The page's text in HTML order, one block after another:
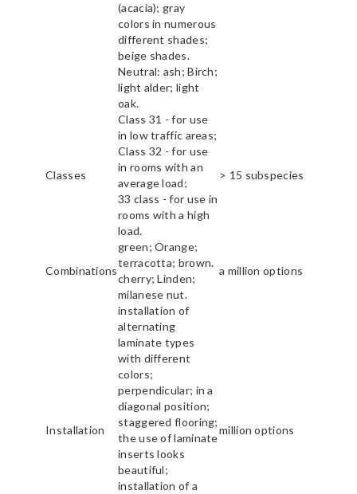
(acacia); gray
colors in numerous
different shades;
beige shades.
Neutral: ash; Birch;
light alder; light
oak.
Classes
Class 31 - for use
in low traffic areas;
Class 32 - for use
in rooms with an
average load;
33 class - for use in
rooms with a high
load.
> 15 subspecies
Combinations
green; Orange;
terracotta; brown.
cherry; Linden;
milanese nut.
a million options
Installation
installation of
alternating
laminate types
with different
colors;
perpendicular; in a
diagonal position;
staggered flooring;
the use of laminate
inserts looks
beautiful;
installation of a
million options